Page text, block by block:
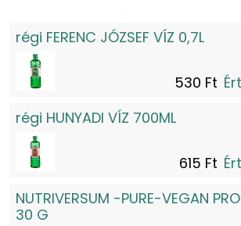
régi FERENC JÓZSEF VÍZ 0,7L
530 Ft
régi HUNYADI VÍZ 700ML
615 Ft
NUTRIVERSUM -PURE-VEGAN
30 G